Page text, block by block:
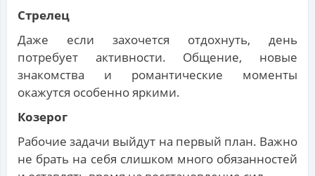
Стрелец
Даже если захочется отдохнуть, день
потребует активности. Общение, новые
знакомства и романтические моменты
окажутся особенно яркими.
Козерог
Рабочие задачи выйдут на первый план. Важно
не брать на себя слишком много обязанностей